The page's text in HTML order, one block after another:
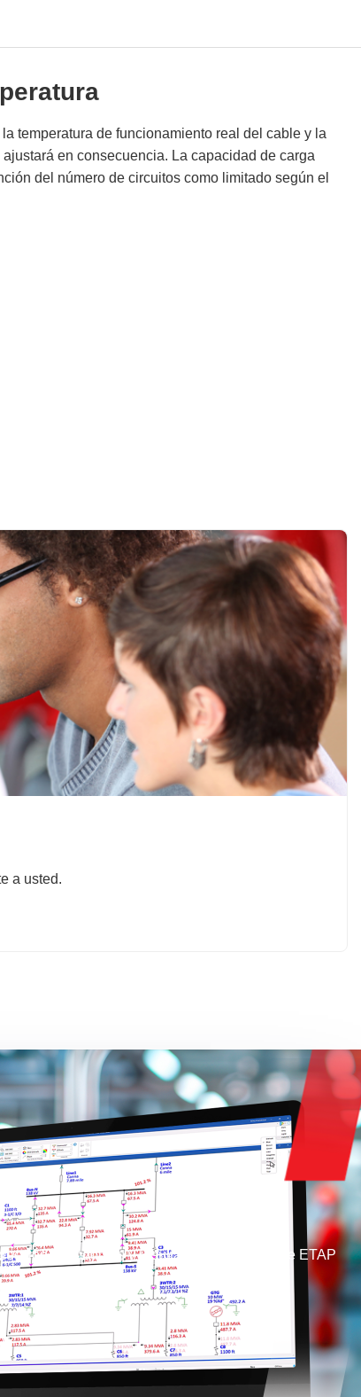
temperatura de funcionamiento real del cable y la
en consecuencia. La capacidad de carga
del número de circuitos como limitado según el
a usted.
de módulos y resultados de análisis de ETAP